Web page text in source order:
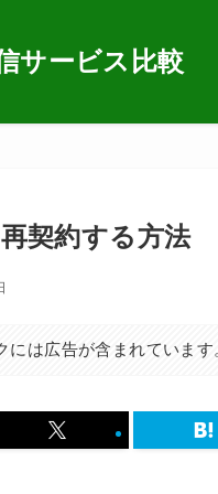
サービス比較
契約する方法
には広告が含まれています